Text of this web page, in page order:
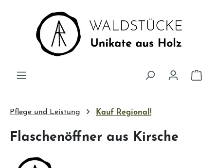
Zum Hauptinhalt springen
Pflege und Leistung Kauf Regional!
Flaschenöffner aus Kirsche